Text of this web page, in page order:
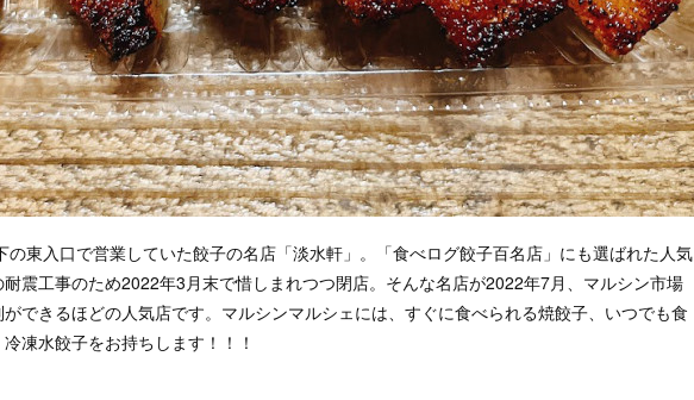
の東入口で営業していた餃子の名店「淡水軒」。「食べログ餃子百名店」にも選ばれた人気
震工事のため2022年3月末で惜しまれつつ閉店。そんな名店が2022年7月、マルシン市場
できるほどの人気店です。マルシンマルシェには、すぐに食べられる焼餃子、いつでも食
凍水餃子をお持ちします！！！